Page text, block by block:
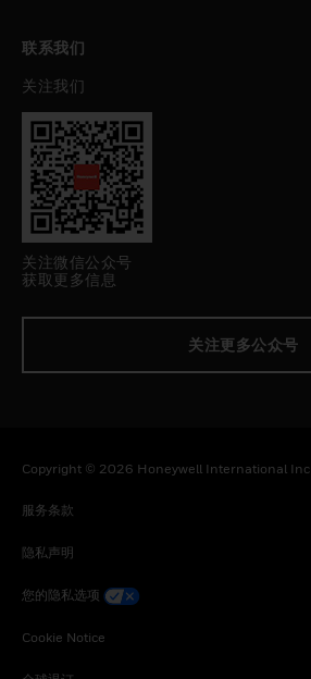
联系我们
toggle view
关注我们
关注微信公众号
获取更多信息
关注更多公众号
Copyright © 2026 Honeywell International Inc
服务条款
隐私声明
您的隐私选项
Cookie Notice